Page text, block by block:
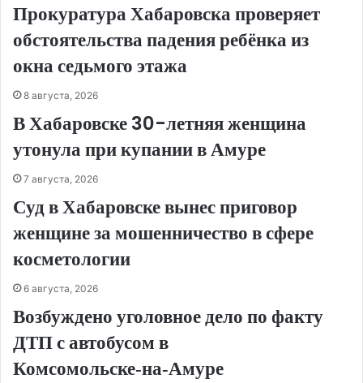
Прокуратура Хабаровска проверяет
обстоятельства падения ребёнка из
окна седьмого этажа
8 августа, 2026
В Хабаровске 30-летняя женщина
утонула при купании в Амуре
7 августа, 2026
Суд в Хабаровске вынес приговор
женщине за мошенничество в сфере
косметологии
6 августа, 2026
Возбуждено уголовное дело по факту
ДТП с автобусом в
Комсомольске‑на‑Амуре